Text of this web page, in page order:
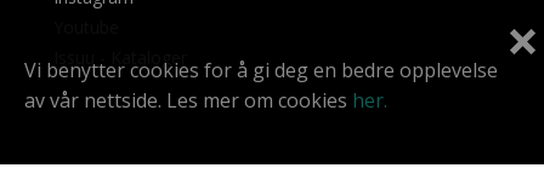
Vi benytter cookies for å gi deg en bedre opplevelse
av vår nettside. Les mer om cookies her.